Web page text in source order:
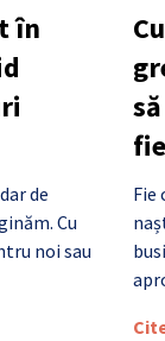
în
de
Cu
noi sau
Fie